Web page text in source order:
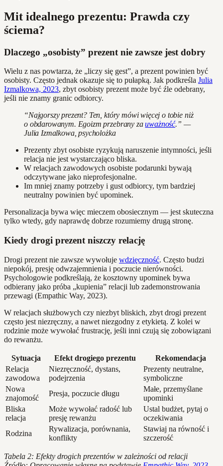
Mit idealnego prezentu: Prawda czy
ściema?
Dlaczego „osobisty” prezent nie zawsze jest dobry
Wielu z nas powtarza, że „liczy się gest”, a prezent powinien być
osobisty. Często jednak okazuje się to pułapką. Jak podkreśla Julia
Izmalkowa, 2023, zbyt osobisty prezent może być źle odebrany,
jeśli nie znamy granic odbiorcy.
“Najgorszy prezent? Ten, który mówi więcej o tobie niż
o obdarowanym. Egoizm przebrany zauważność.” —
Julia Izmalkowa, psycholożka
Prezenty zbyt osobiste ryzykują naruszenie intymności, jeśli
relacja nie jest wystarczająco bliska.
W relacjach zawodowych osobiste podarunki bywają
odczytywane jako nieprofesjonalne.
Im mniej znamy potrzeby i gust odbiorcy, tym bardziej
neutralny powinien być upominek.
Personalizacja bywa więc mieczem obosiecznym — jest skuteczna
tylko wtedy, gdy naprawdę dobrze rozumiemy drugą stronę.
Kiedy drogi prezent niszczy relację
Drogi prezent nie zawsze wywołuje wdzięczność. Często budzi
niepokój, presję odwzajemnienia i poczucie nierówności.
Psychologowie podkreślają, że kosztowny upominek bywa
odbierany jako próba „kupienia” relacji lub zademonstrowania
przewagi (Empathic Way, 2023).
W relacjach służbowych czy niezbyt bliskich, zbyt drogi prezent
często jest niezręczny, a nawet niezgodny z etykietą. Z kolei w
rodzinie może wywołać frustrację, jeśli inni czują się zobowiązani
do rewanżu.
Sytuacja Efekt drogiego prezentu
Rekomendacja
Relacja
zawodowa
Niezręczność, dystans,
podejrzenia
Prezenty neutralne,
symboliczne
Nowa
znajomość
Presja, poczucie długu
Małe, przemyślane
upominki
Bliska
relacja
Może wywołać radość lub
presję rewanżu
Ustal budżet, pytaj o
oczekiwania
Rodzina
Rywalizacja, porównania,
konflikty
Stawiaj na równość i
szczerość
Tabela 2: Efekty drogich prezentów w zależności od relacji